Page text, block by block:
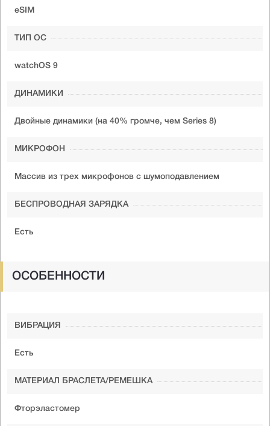
eSIM
ТИП ОС
watchOS 9
ДИНАМИКИ
Двойные динамики (на 40% громче, чем Series 8)
МИКРОФОН
Массив из трех микрофонов с шумоподавлением
БЕСПРОВОДНАЯ ЗАРЯДКА
Есть
ОСОБЕННОСТИ
ВИБРАЦИЯ
Есть
МАТЕРИАЛ БРАСЛЕТА/РЕМЕШКА
Фторэластомер